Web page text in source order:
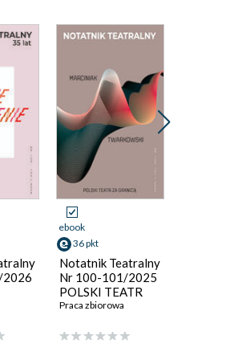
ebook
36 pkt
Notatnik Teatralny
Nr 100-101/2025
POLSKI TEATR
ZA GRANICĄ.
Praca zbiorowa